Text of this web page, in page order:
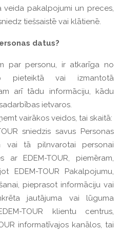
veida pakalpojumi un preces,
tiešsaistē vai klātienē.
datus?
par personu, ir atkarīga no
pieteiktā vai izmantotā
arī tādu informāciju, kādu
ietvaros.
vairākos veidos, tai skaitā:
sniedzis savus Personas
vai tā pilnvarotai personai
ar EDEM-TOUR, piemēram,
EDEM-TOUR Pakalpojumu,
pieprasot informāciju vai
jautājuma vai lūguma
TOUR klientu centrus,
informatīvajos kanālos, tai